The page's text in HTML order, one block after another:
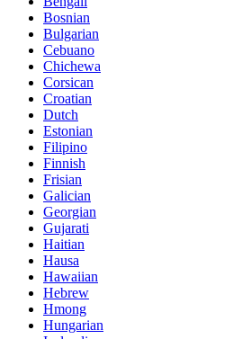
Bosnian
Bulgarian
Cebuano
Chichewa
Corsican
Croatian
Dutch
Estonian
Filipino
Finnish
Frisian
Galician
Georgian
Gujarati
Haitian
Hausa
Hawaiian
Hebrew
Hmong
Hungarian